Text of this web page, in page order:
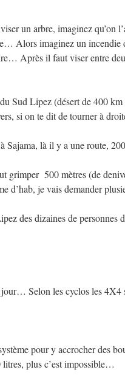
un arbre, imaginez
Alors imaginez un
Après il faut viser entre
Sud Lipez (désert de 400
si on te dit de tourner à
Sajama, là il y a une route,
grimper 500 mètres (de
d’hab, je vais demander
des dizaines de personnes
jour… Selon les cyclos les 4X4
pour y accrocher des
plus c’est impossible…